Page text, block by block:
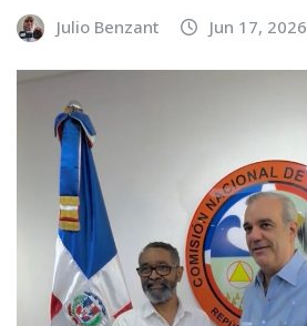
Julio Benzant Jun 17, 2026